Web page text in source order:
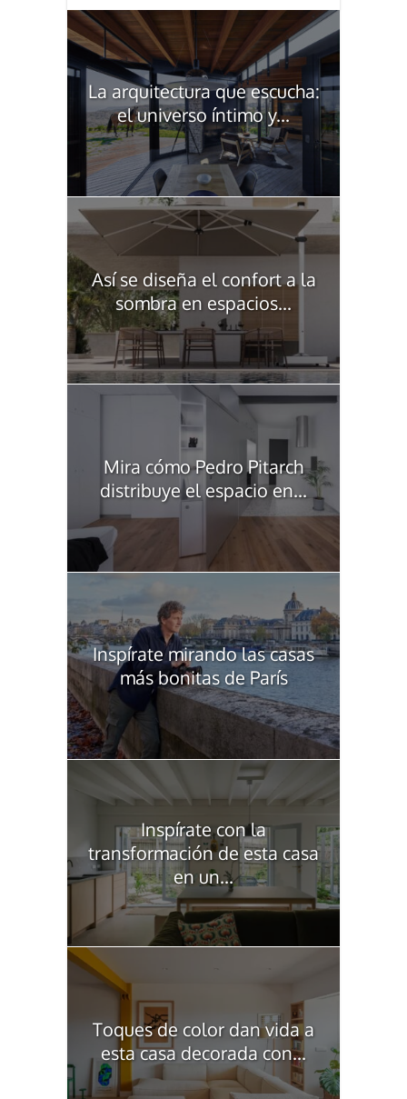
La arquitectura que escucha:
el universo íntimo y...
Así se diseña el confort a la
sombra en espacios...
Mira cómo Pedro Pitarch
distribuye el espacio en...
Inspírate mirando las casas
más bonitas de París
Inspírate con la
transformación de esta casa
en un...
Toques de color dan vida a
esta casa decorada con...